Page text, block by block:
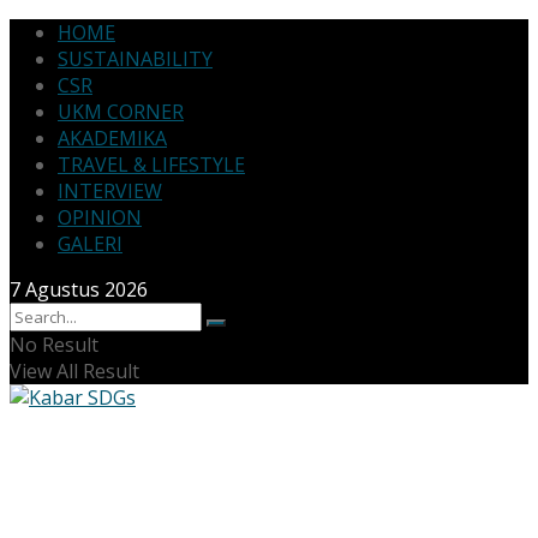
HOME
SUSTAINABILITY
CSR
UKM CORNER
AKADEMIKA
TRAVEL & LIFESTYLE
INTERVIEW
OPINION
GALERI
7 Agustus 2026
No Result
View All Result